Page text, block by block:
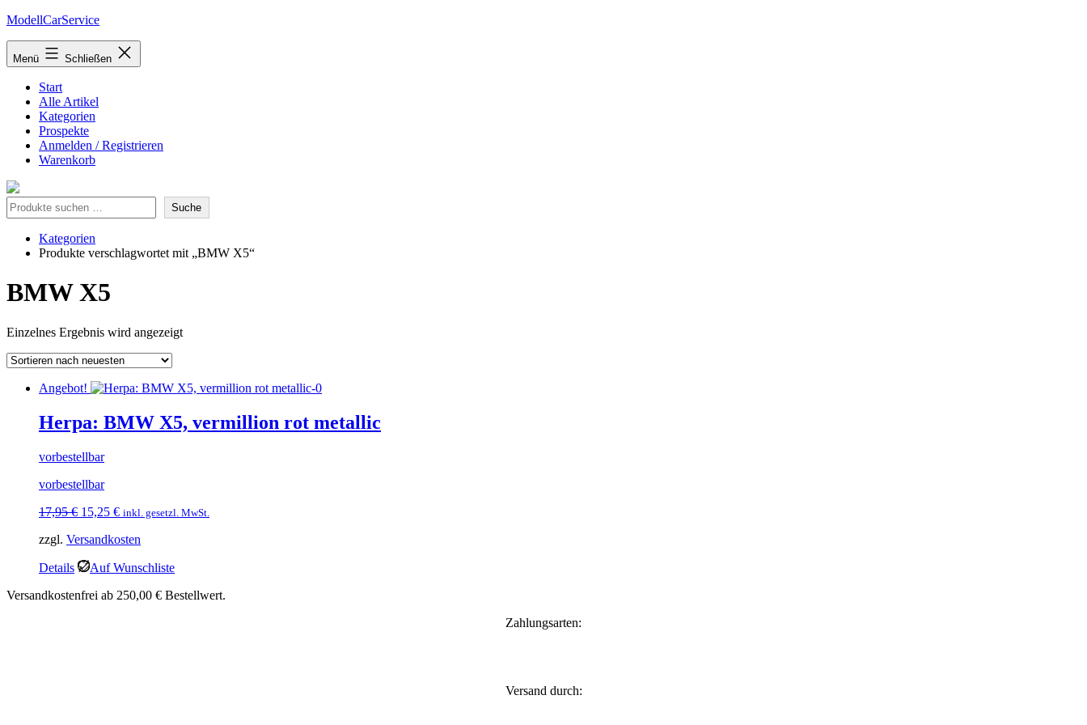
Zum
springen
ModellCarService
Menü Schließen
Start
Alle Artikel
Kategorien
Prospekte
Anmelden / Registrieren
Warenkorb
Suche Suche
Kategorien
Produkte verschlagwortet mit „BMW X5“
BMW X5
Einzelnes Ergebnis wird angezeigt
Angebot!
Herpa: BMW X5, vermillion rot metallic
vorbestellbar
vorbestellbar
17,95€ Ursprünglicher
war:
15,25 €Aktueller
ist:
inkl. gesetzl. MwSt.
zzgl. Versandkosten
Details
Auf Wunschliste
Versandkostenfrei ab 250,00 € Bestellwert.
Zahlungsarten:
Versand durch: